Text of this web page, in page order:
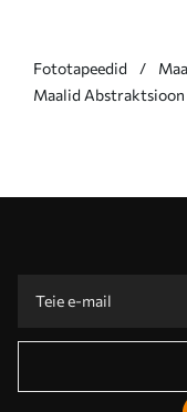
Fototapeedid
Maalid Abstraktsioon